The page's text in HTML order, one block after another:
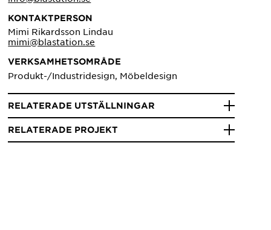
KONTAKTPERSON
Mimi Rikardsson Lindau
mimi@blastation.se
VERKSAMHETSOMRÅDE
Produkt-/Industridesign, Möbeldesign
RELATERADE UTSTÄLLNINGAR
RELATERADE PROJEKT